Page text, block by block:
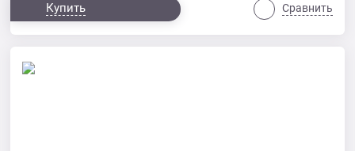
Купить Сравнить